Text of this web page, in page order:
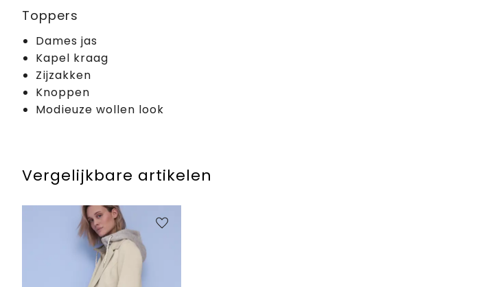
Toppers
Dames jas
Kapel kraag
Zijzakken
Knoppen
Modieuze wollen look
Vergelijkbare artikelen